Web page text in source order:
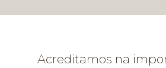
Acreditamos na